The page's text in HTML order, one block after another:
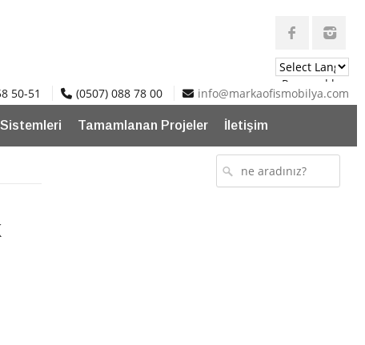
Powered by
50-51 (0507) 088 78 00 info@markaofismobilya.com
Tamamlanan Projeler İletişim